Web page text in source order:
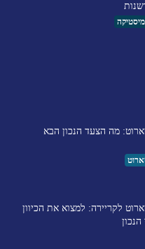
מה הצעד הנכון הבא
לקריירה: למצוא את הכיוון